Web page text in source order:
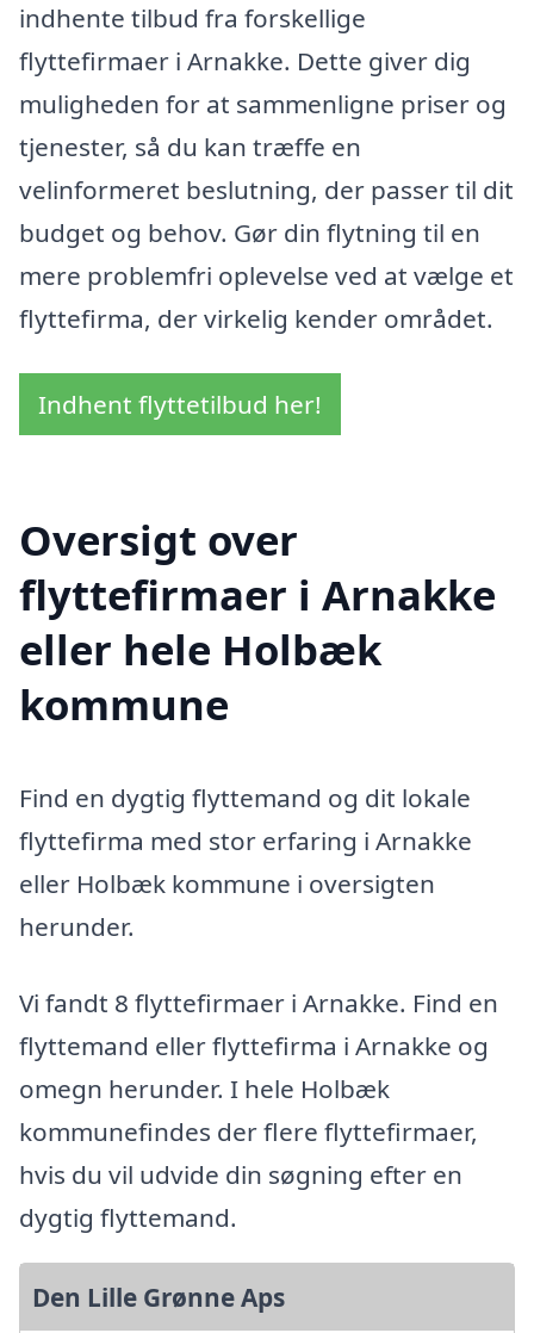
indhente tilbud fra forskellige
flyttefirmaer i Arnakke. Dette giver dig
muligheden for at sammenligne priser og
tjenester, så du kan træffe en
velinformeret beslutning, der passer til dit
budget og behov. Gør din flytning til en
mere problemfri oplevelse ved at vælge et
flyttefirma, der virkelig kender området.
Indhent flyttetilbud her!
Oversigt over
flyttefirmaer i Arnakke
eller hele Holbæk
kommune
Find en dygtig flyttemand og dit lokale
flyttefirma med stor erfaring i Arnakke
eller Holbæk kommune i oversigten
herunder.
Vi fandt 8 flyttefirmaer i Arnakke. Find en
flyttemand eller flyttefirma i Arnakke og
omegn herunder. I hele Holbæk
kommunefindes der flere flyttefirmaer,
hvis du vil udvide din søgning efter en
dygtig flyttemand.
Den Lille Grønne Aps